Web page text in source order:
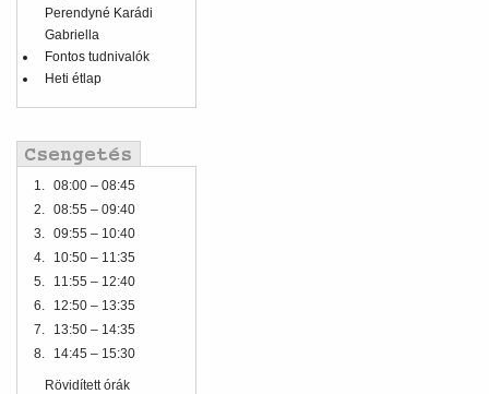
Perendyné Karádi
Gabriella
Fontos tudnivalók
Heti étlap
1. 08:00 – 08:45
2. 08:55 – 09:40
3. 09:55 – 10:40
4.
10:50 – 11:35
5.
11:55 – 12:40
6.
12:50 – 13:35
7.
13:50 – 14:35
8.
14:45 – 15:30
Rövidített órák